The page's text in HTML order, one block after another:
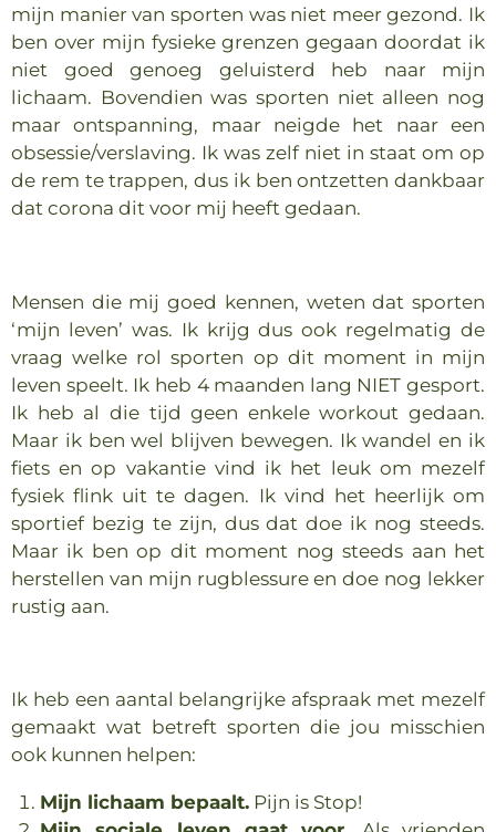
mijn manier van sporten was niet meer gezond. Ik
ben over mijn fysieke grenzen gegaan doordat ik
niet goed genoeg geluisterd heb naar mijn
lichaam. Bovendien was sporten niet alleen nog
maar ontspanning, maar neigde het naar een
obsessie/verslaving. Ik was zelf niet in staat om op
de rem te trappen, dus ik ben ontzetten dankbaar
dat corona dit voor mij heeft gedaan.
Mensen die mij goed kennen, weten dat sporten
‘mijn leven’ was. Ik krijg dus ook regelmatig de
vraag welke rol sporten op dit moment in mijn
leven speelt. Ik heb 4 maanden lang NIET gesport.
Ik heb al die tijd geen enkele workout gedaan.
Maar ik ben wel blijven bewegen. Ik wandel en ik
fiets en op vakantie vind ik het leuk om mezelf
fysiek flink uit te dagen. Ik vind het heerlijk om
sportief bezig te zijn, dus dat doe ik nog steeds.
Maar ik ben op dit moment nog steeds aan het
herstellen van mijn rugblessure en doe nog lekker
rustig aan.
Ik heb een aantal belangrijke afspraak met mezelf
gemaakt wat betreft sporten die jou misschien
ook kunnen helpen:
Mijn lichaam bepaalt. Pijn is Stop!